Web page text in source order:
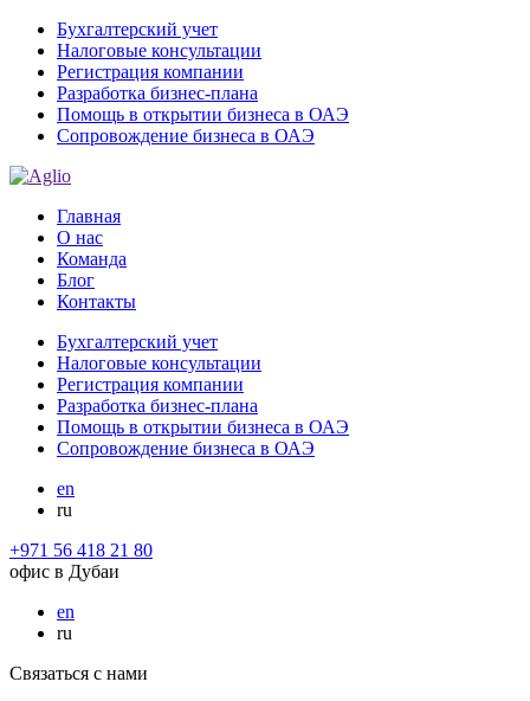
Бухгалтерский учет
Налоговые консультации
Регистрация компании
Разработка бизнес-плана
Помощь в открытии бизнеса в ОАЭ
Сопровождение бизнеса в ОАЭ
Главная
О нас
Команда
Блог
Контакты
Бухгалтерский учет
Налоговые консультации
Регистрация компании
Разработка бизнес-плана
Помощь в открытии бизнеса в ОАЭ
Сопровождение бизнеса в ОАЭ
en
ru
+971 56 418 21 80
офис в Дубаи
en
ru
Связаться с нами